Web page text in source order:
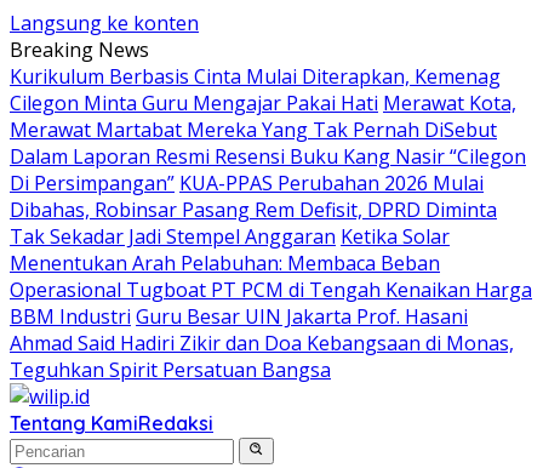
Langsung ke konten
Breaking News
Kurikulum Berbasis Cinta Mulai Diterapkan, Kemenag
Cilegon Minta Guru Mengajar Pakai Hati Merawat Kota,
Merawat Martabat Mereka Yang Tak Pernah DiSebut
Dalam Laporan Resmi Resensi Buku Kang Nasir “Cilegon
Di Persimpangan” KUA-PPAS Perubahan 2026 Mulai
Dibahas, Robinsar Pasang Rem Defisit, DPRD Diminta
Tak Sekadar Jadi Stempel Anggaran Ketika Solar
Menentukan Arah Pelabuhan: Membaca Beban
Operasional Tugboat PT PCM di Tengah Kenaikan Harga
BBM Industri Guru Besar UIN Jakarta Prof. Hasani
Ahmad Said Hadiri Zikir dan Doa Kebangsaan di Monas,
Teguhkan Spirit Persatuan Bangsa
Tentang KamiRedaksi